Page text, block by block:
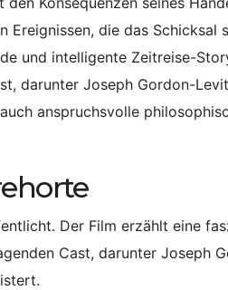
Ereignissen, die das Schicksal
und intelligente Zeitreise-
darunter Joseph Gordon-
anspruchsvolle
Der Film erzählt eine
Cast, darunter Joseph